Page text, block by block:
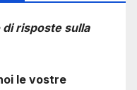
risposte sulla
le vostre